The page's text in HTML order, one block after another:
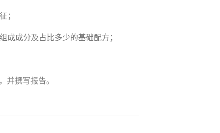
；
成分及占比多少的基础配方；
撰写报告。